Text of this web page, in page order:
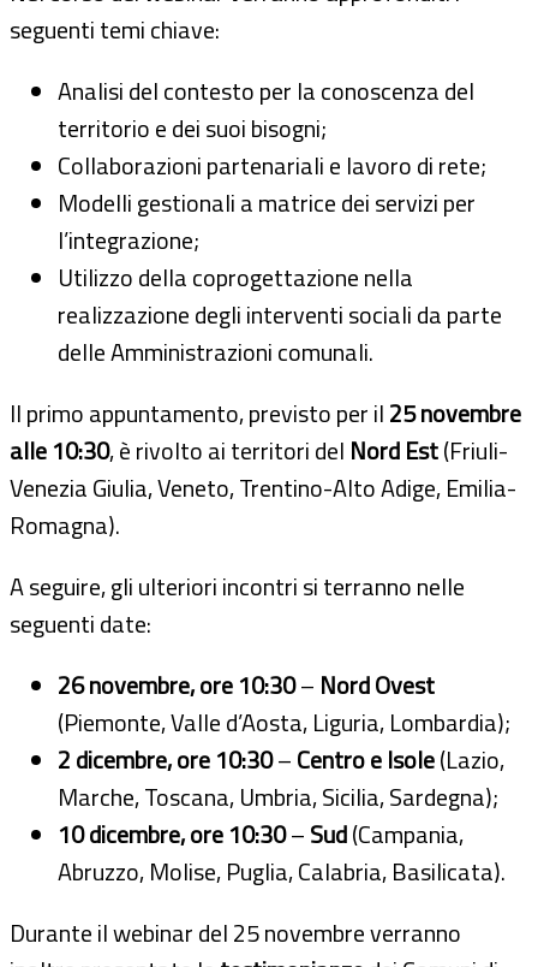
seguenti temi chiave:
Analisi del contesto per la conoscenza del
territorio e dei suoi bisogni;
Collaborazioni partenariali e lavoro di rete;
Modelli gestionali a matrice dei servizi per
l’integrazione;
Utilizzo della coprogettazione nella
realizzazione degli interventi sociali da parte
delle Amministrazioni comunali.
Il primo appuntamento, previsto per il25 novembre
alle 10:30, è rivolto ai territori del Nord Est(Friuli-
Venezia Giulia, Veneto, Trentino-Alto Adige, Emilia-
Romagna).
A seguire, gli ulteriori incontri si terranno nelle
seguenti date:
26 novembre, ore 10:30– Nord Ovest
(Piemonte, Valle d’Aosta, Liguria, Lombardia);
2 dicembre, ore 10:30–Centro e Isole(Lazio,
Marche, Toscana, Umbria, Sicilia, Sardegna);
10 dicembre, ore 10:30–Sud(Campania,
Abruzzo, Molise, Puglia, Calabria, Basilicata).
Durante il webinar del 25 novembre verranno